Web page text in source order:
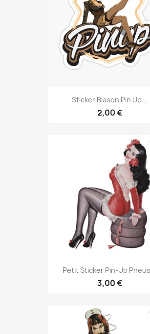
Sticker Blason Pin Up...
2,00 €
Petit Sticker Pin-Up
3,00 €